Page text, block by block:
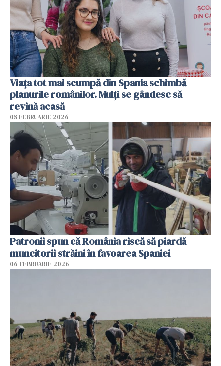
Viața tot mai scumpă din Spania schimbă
planurile românilor. Mulți se gândesc să
revină acasă
08 FEBRUARIE 2026
Patronii spun că România riscă să piardă
muncitorii străini în favoarea Spaniei
06 FEBRUARIE 2026